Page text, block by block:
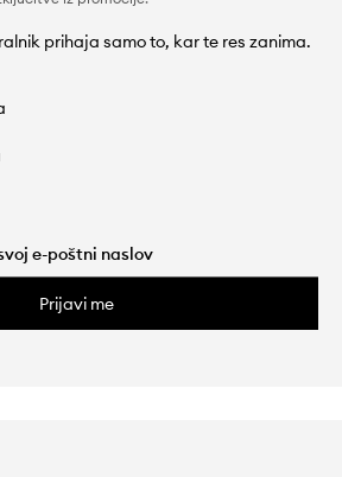
prihaja samo to, kar te res zanima.
Prijavi me